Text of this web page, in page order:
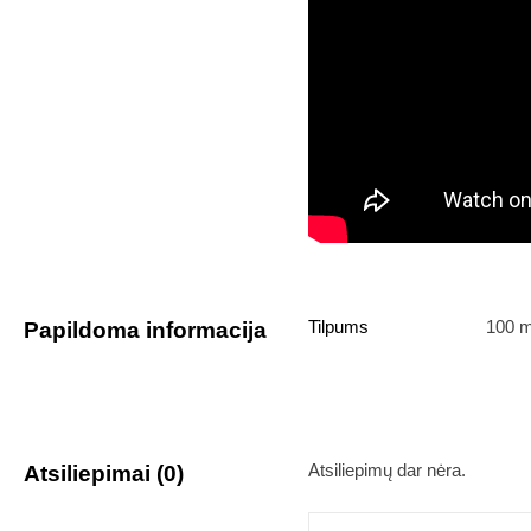
Papildoma informacija Tilpums 100
Atsiliepimai (0) Atsiliepimų dar nėra.